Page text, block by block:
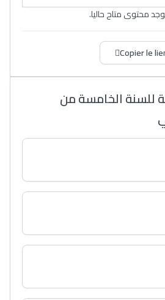
محتوى متاح حاليا.
Copier le
للسنة الخامسة من